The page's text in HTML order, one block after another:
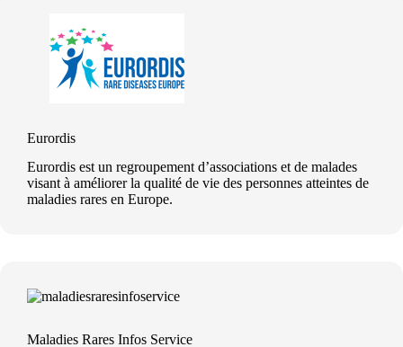
Eurordis
Eurordis est un regroupement d’associations et de malades
visant à améliorer la qualité de vie des personnes atteintes de
maladies rares en Europe.
Maladies Rares Infos Service